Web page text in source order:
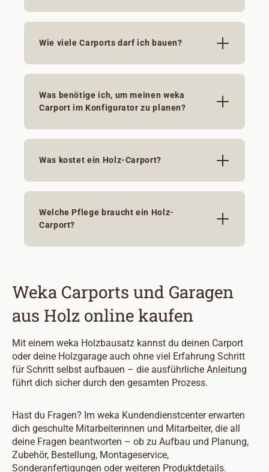
Wie viele Carports darf ich bauen?
Was benötige ich, um meinen weka
Carport im Konfigurator zu planen?
Was kostet ein Holz-Carport?
Welche Pflege braucht ein Holz-
Carport?
Weka Carports und Garagen
aus Holz online kaufen
Mit einem weka Holzbausatz kannst du deinen Carport
oder deine Holzgarage auch ohne viel Erfahrung Schritt
für Schritt selbst aufbauen – die ausführliche Anleitung
führt dich sicher durch den gesamten Prozess.
Hast du Fragen? Im weka Kundendienstcenter erwarten
dich geschulte Mitarbeiterinnen und Mitarbeiter, die all
deine Fragen beantworten – ob zu Aufbau und Planung,
Zubehör, Bestellung, Montageservice,
Sonderanfertigungen oder weiteren Produktdetails.